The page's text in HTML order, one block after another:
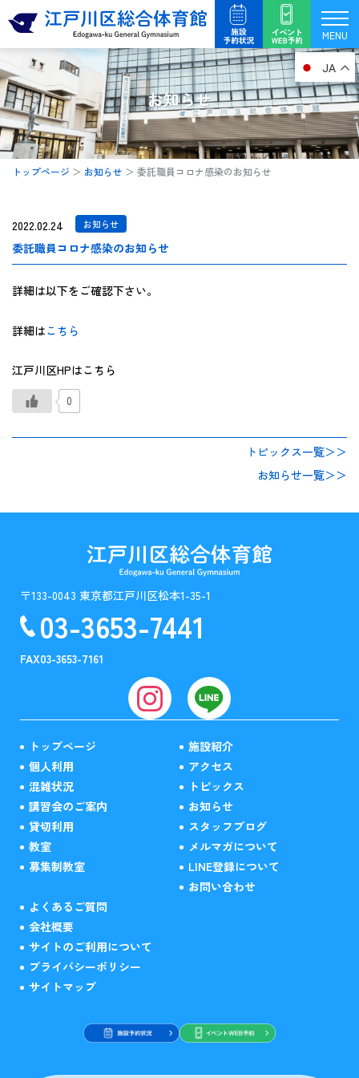
を
ス
キ
ッ
プ
MENU
お知らせ
トップページ ＞ お知らせ ＞ 委託職員コロナ感染のお知らせ
2022.02.24 お知らせ
委託職員コロナ感染のお知らせ
詳細は以下をご確認下さい。
詳細はこちら
江戸川区HPはこちら
0
トピックス一覧＞＞
お知らせ一覧＞＞
〒133-0043 東京都江戸川区松本1-35-1
03-3653-7441
FAX03-3653-7161
トップページ
個人利用
混雑状況
講習会のご案内
貸切利用
教室
募集制教室
施設紹介
アクセス
トピックス
お知らせ
スタッフブログ
メルマガについて
LINE登録について
お問い合わせ
よくあるご質問
会社概要
サイトのご利用について
プライバシーポリシー
サイトマップ
JA